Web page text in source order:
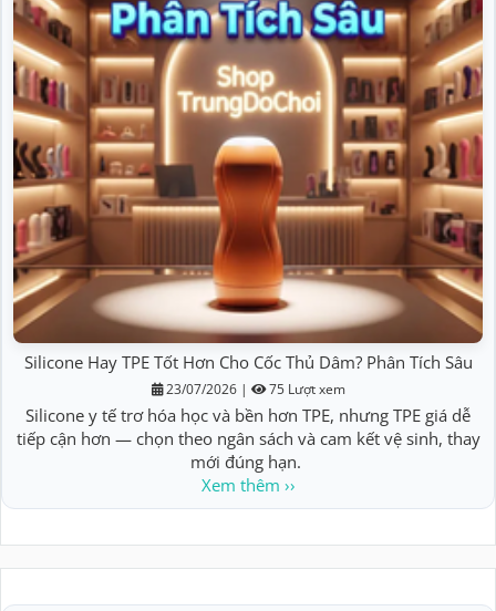
Silicone Hay TPE Tốt Hơn Cho Cốc Thủ Dâm? Phân Tích Sâu
23/07/2026 | 75 Lượt xem
Silicone y tế trơ hóa học và bền hơn TPE, nhưng TPE giá dễ
tiếp cận hơn — chọn theo ngân sách và cam kết vệ sinh, thay
mới đúng hạn.
Xem thêm ››